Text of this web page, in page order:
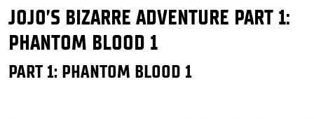
JOJO’S BIZARRE ADVENTURE PART 1:
PHANTOM BLOOD 1
PART 1: PHANTOM BLOOD 1